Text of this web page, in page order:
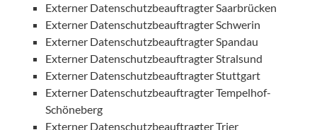
Externer Datenschutzbeauftragter Saarbrücken
Externer Datenschutzbeauftragter Schwerin
Externer Datenschutzbeauftragter Spandau
Externer Datenschutzbeauftragter Stralsund
Externer Datenschutzbeauftragter Stuttgart
Externer Datenschutzbeauftragter Tempelhof-
Schöneberg
Externer Datenschutzbeauftragter Trier